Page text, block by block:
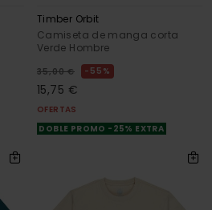
Timber Orbit
Camiseta de manga corta
Verde Hombre
35,00 € 55%
15,75 €
OFERTAS
DOBLE PROMO -25% EXTRA